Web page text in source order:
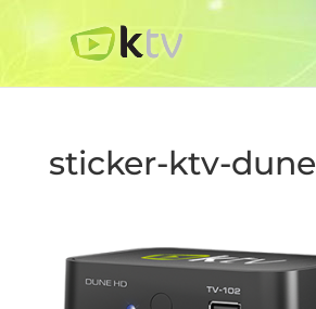
sticker-ktv-dune